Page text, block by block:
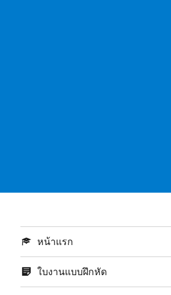
หน้าแรก
ใบงานแบบฝึกหัด